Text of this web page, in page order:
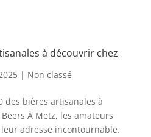
à découvrir chez
| Non classé
des bières artisanales à
À Metz, les amateurs
adresse incontournable.